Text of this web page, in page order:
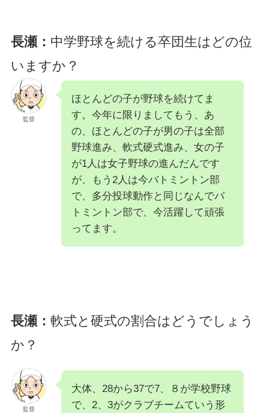
長瀬： 中学野球を続ける卒団生はどの位
いますか？
監督
ほとんどの子が野球を続けてま
す。今年に限りましてもう、あ
の、ほとんどの子が男の子は全部
野球進み、軟式硬式進み、女の子
が1人は女子野球の進んだんです
が、もう2人は今バトミントン部
で、多分投球動作と同じなんでバ
トミントン部で、今活躍して頑張
ってます。
長瀬： 軟式と硬式の割合はどうでしょう
か？
監督
大体、28から37で7、８が学校野球
で、2、3がクラブチームていう形